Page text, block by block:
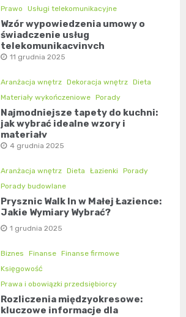
Prawo
Usługi telekomunikacyjne
Wzór wypowiedzenia umowy o
świadczenie usług
telekomunikacyjnych
11 grudnia 2025
Aranżacja wnętrz Dekoracja wnętrz Dieta
Materiały wykończeniowe Porady
Najmodniejsze tapety do kuchni:
jak wybrać idealne wzory i
materiały
4 grudnia 2025
Aranżacja wnętrz Dieta Łazienki
Porady
Porady budowlane
Prysznic Walk In w Małej Łazience:
Jakie Wymiary Wybrać?
1 grudnia 2025
Biznes Finanse Finanse firmowe
Księgowość
Prawa i obowiązki przedsiębiorcy
Rozliczenia międzyokresowe:
kluczowe informacje dla